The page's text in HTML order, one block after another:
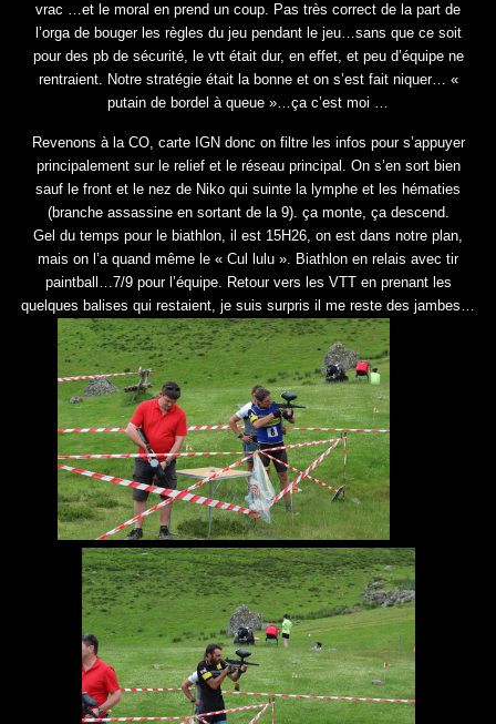
vrac …et le moral en prend un coup. Pas très correct de la part de
l’orga de bouger les règles du jeu pendant le jeu…sans que ce soit
pour des pb de sécurité, le vtt était dur, en effet, et peu d’équipe ne
rentraient. Notre stratégie était la bonne et on s’est fait niquer… «
putain de bordel à queue »…ça c’est moi …
Revenons à la CO, carte IGN donc on filtre les infos pour s’appuyer
principalement sur le relief et le réseau principal. On s’en sort bien
sauf le front et le nez de Niko qui suinte la lymphe et les hématies
(branche assassine en sortant de la 9). ça monte, ça descend.
Gel du temps pour le biathlon, il est 15H26, on est dans notre plan,
mais on l’a quand même le « Cul lulu ». Biathlon en relais avec tir
paintball…7/9 pour l’équipe. Retour vers les VTT en prenant les
quelques balises qui restaient, je suis surpris il me reste des jambes…